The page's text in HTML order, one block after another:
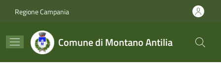
Regione Campania
Comune di Montano Antilia